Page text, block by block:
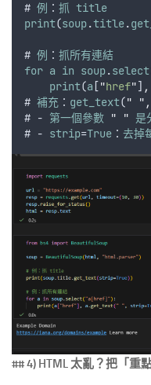
# 例 ： 抓 title
print(soup.title.
# 例 ： 抓所有連結
for a in soup.select
print(a ["href"] ,
# 補充 ： get_text(" " ,
# - 第一個參數 " " 是
# - strip=True ： 去掉
## 4) HTML 太亂？把「重